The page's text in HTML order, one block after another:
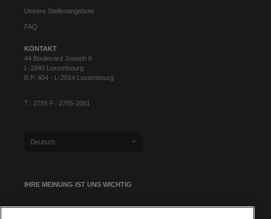
Unsere Stellenangebote
FAQ
KONTAKT
44 Boulevard Joseph II
L-1840 Luxembourg
B.P. 404 - L-2014 Luxembourg
T.: 2755 F.: 2755-2001
Deutsch
IHRE MEINUNG IST UNS WICHTIG